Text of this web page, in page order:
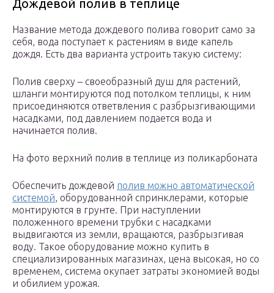
Дождевой полив в теплице
Название метода дождевого полива говорит само за
себя, вода поступает к растениям в виде капель
дождя. Есть два варианта устроить такую систему:
Полив сверху – своеобразный душ для растений,
шланги монтируются под потолком теплицы, к ним
присоединяются ответвления с разбрызгивающими
насадками, под давлением подается вода и
начинается полив.
На фото верхний полив в теплице из поликарбоната
Обеспечить дождевой полив можно автоматической
системой, оборудованной спринклерами, которые
монтируются в грунте. При наступлении
положенного времени трубки с насадками
выдвигаются из земли, вращаются, разбрызгивая
воду. Такое оборудование можно купить в
специализированных магазинах, цена высокая, но со
временем, система окупает затраты экономией воды
и обилием урожая.